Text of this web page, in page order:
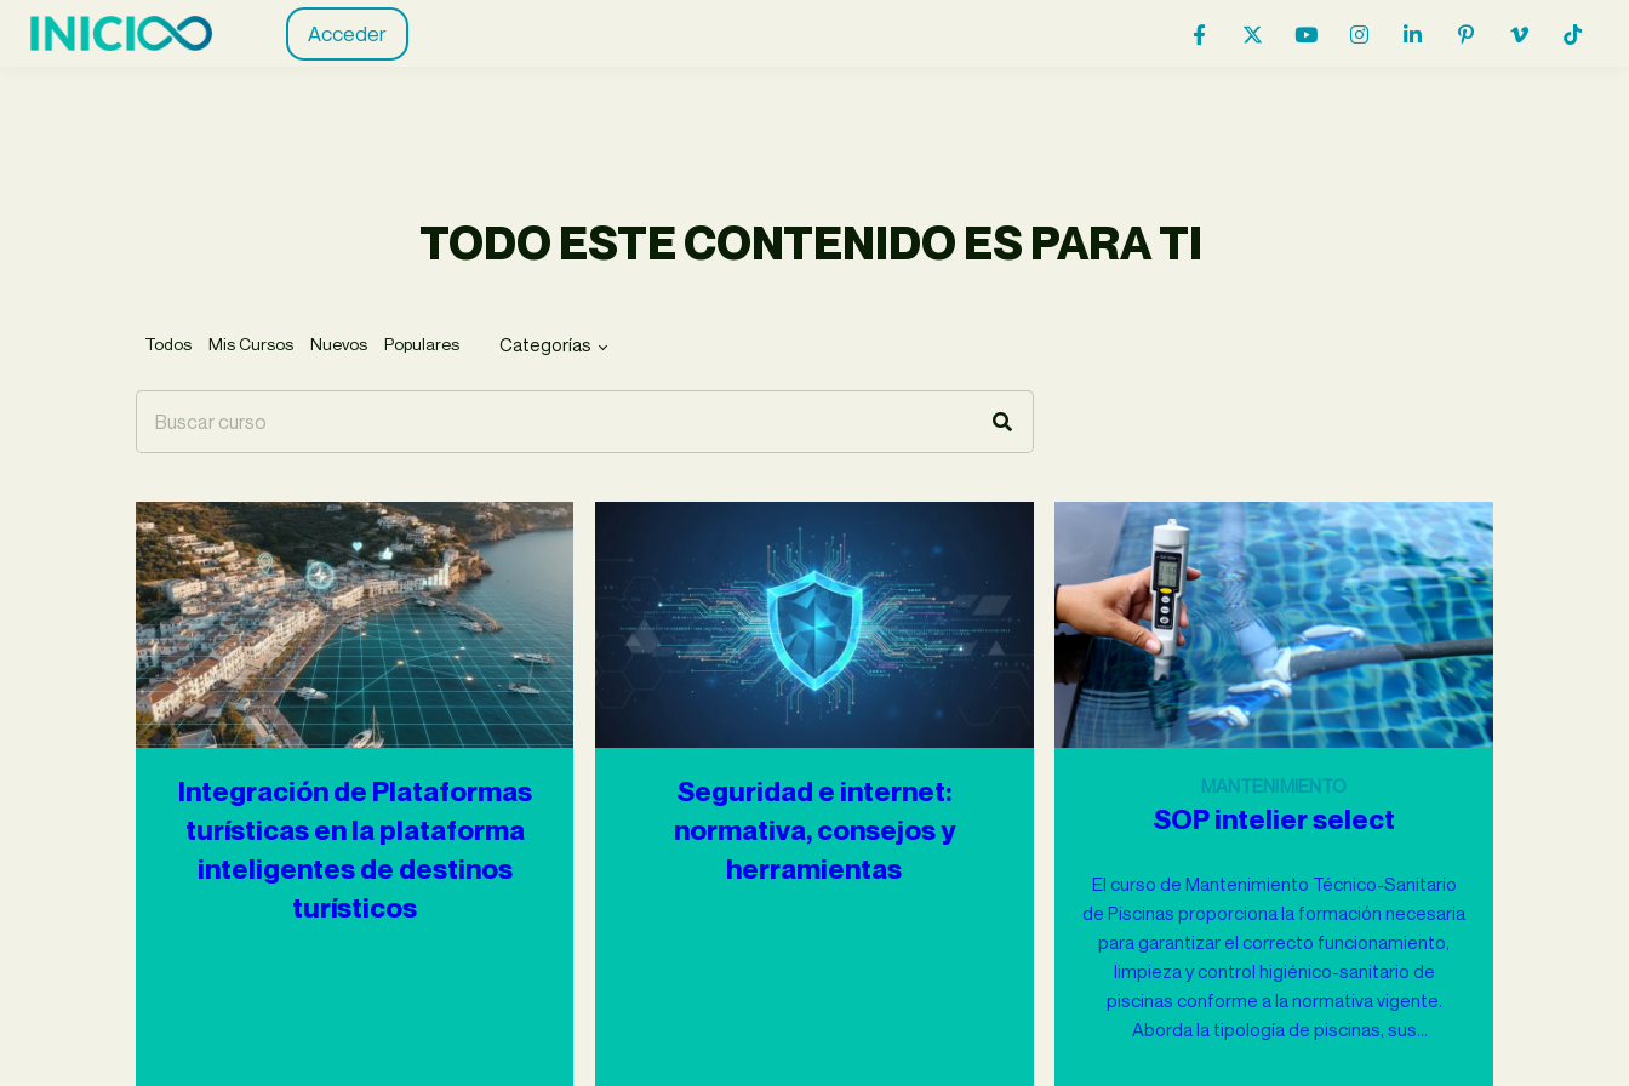
Acceder
TODO ESTE CONTENIDO ES PARA TI
Todos Mis Cursos Nuevos Populares Categorías
Integración de Plataformas
turísticas en la plataforma
inteligentes de destinos
turísticos
Seguridad e internet:
normativa, consejos y
herramientas
MANTENIMIENTO
SOP intelier select
El curso de Mantenimiento Técnico-Sanitario
de Piscinas proporciona la formación necesaria
para garantizar el correcto funcionamiento,
limpieza y control higiénico-sanitario de
piscinas conforme a la normativa vigente.
Aborda la tipología de piscinas, sus